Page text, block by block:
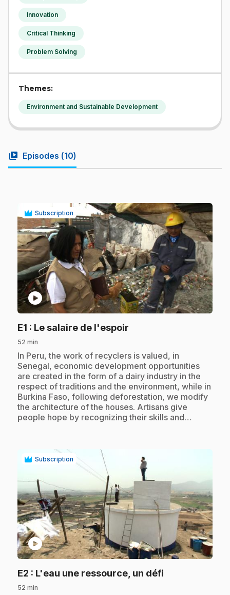
Innovation
Critical Thinking
Problem Solving
Themes:
Environment and Sustainable Development
video_library Episodes (10)
Subscription
play_circle
E1 : Le salaire de l'espoir
52 min
.In Peru, the work of recyclers is valued, in
Senegal, economic development opportunities
are created in the form of a dairy industry in the
respect of traditions and the environment, while in
Burkina Faso, following deforestation, we modify
the architecture of the houses. Artisans give
people hope by recognizing their skills and…
Subscription
play_circle
E2 : L'eau une ressource, un défi
52 min